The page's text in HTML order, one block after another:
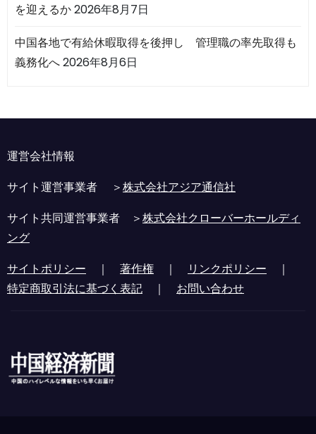
を迎えるか2026年8月7日
中国各地で有給休暇取得を後押し 管理職の率先取得も
義務化へ2026年8月6日
運営会社情報
サイト運営事業者 ＞株式会社アジア通信社
サイト共同運営事業者 ＞株式会社クローバーホールディ
ング
サイトポリシー ｜ 著作権 ｜ リンクポリシー ｜
特定商取引法に基づく表記 ｜ お問い合わせ